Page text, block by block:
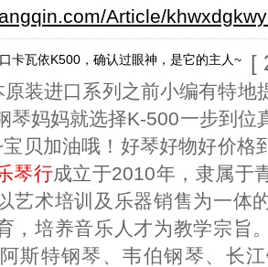
Article/
卡瓦依K500，确认过眼神，是它的主人~ [
装进口系列之前小编有特地
琴妈妈就选择K-500一步到位
贝加油哦！好琴好物好价格
琴行成立于2010年，隶属于
艺术培训及乐器销售为一体
，培养音乐人才为教学宗旨
斯特钢琴、韦伯钢琴、长